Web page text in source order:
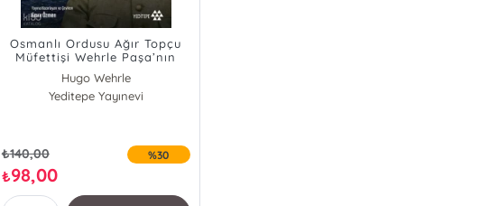
Osmanlı Ordusu Ağır Topçu
Müfettişi Wehrle Paşa’nın
Çanakkale Cephesi Günlüğü
Hugo Wehrle
Yeditepe Yayınevi
₺140,00
₺98,00
%30